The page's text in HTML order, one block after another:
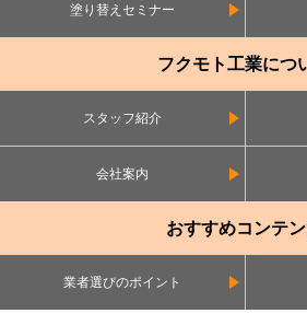
塗り替えセミナー
フクモト工業につ
スタッフ紹介
会社案内
おすすめコンテ
業者選びのポイント